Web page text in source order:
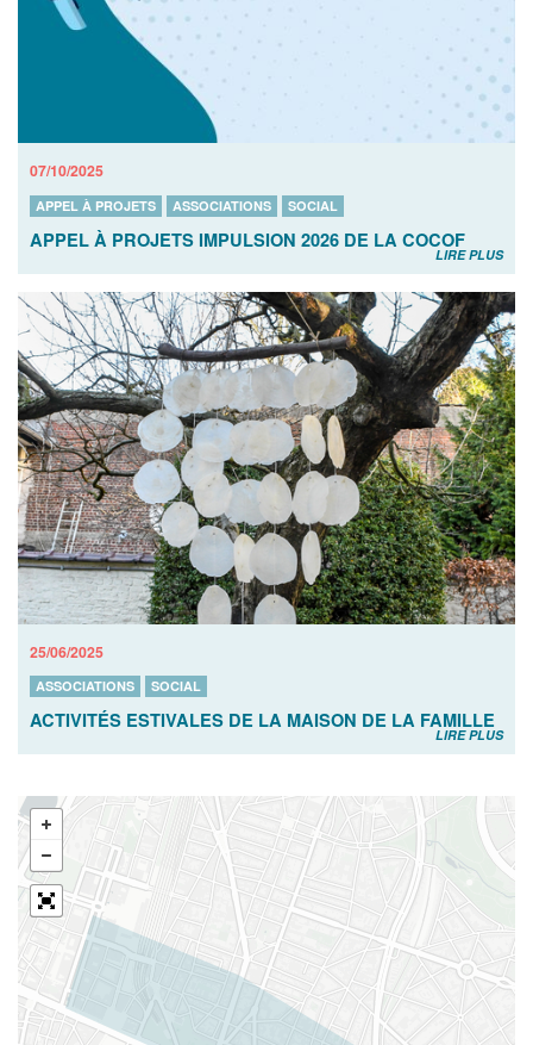
07/10/2025
APPEL À PROJETS ASSOCIATIONS SOCIAL
APPEL À PROJETS IMPULSION 2026 DE LA COCOF
LIRE PLUS
25/06/2025
ASSOCIATIONS SOCIAL
ACTIVITÉS ESTIVALES DE LA MAISON DE LA FAMILLE
LIRE PLUS